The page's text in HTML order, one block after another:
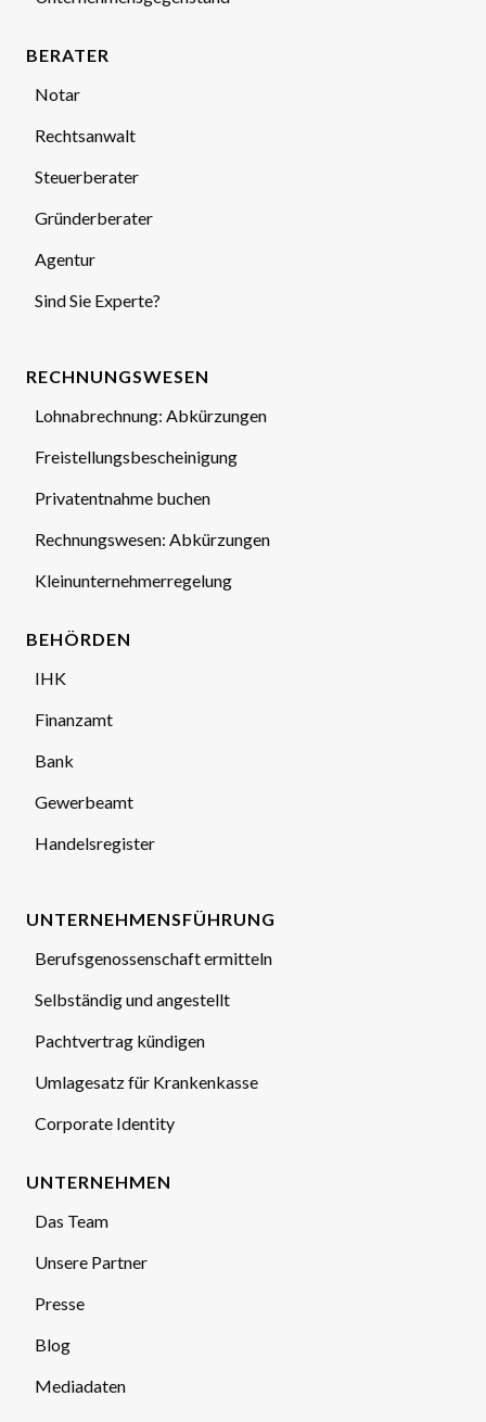
BERATER
Notar
Rechtsanwalt
Steuerberater
Gründerberater
Agentur
Sind Sie Experte?
RECHNUNGSWESEN
Lohnabrechnung: Abkürzungen
Freistellungsbescheinigung
Privatentnahme buchen
Rechnungswesen: Abkürzungen
Kleinunternehmerregelung
BEHÖRDEN
IHK
Finanzamt
Bank
Gewerbeamt
Handelsregister
UNTERNEHMENSFÜHRUNG
Berufsgenossenschaft ermitteln
Selbständig und angestellt
Pachtvertrag kündigen
Umlagesatz für Krankenkasse
Corporate Identity
UNTERNEHMEN
Das Team
Unsere Partner
Presse
Blog
Mediadaten